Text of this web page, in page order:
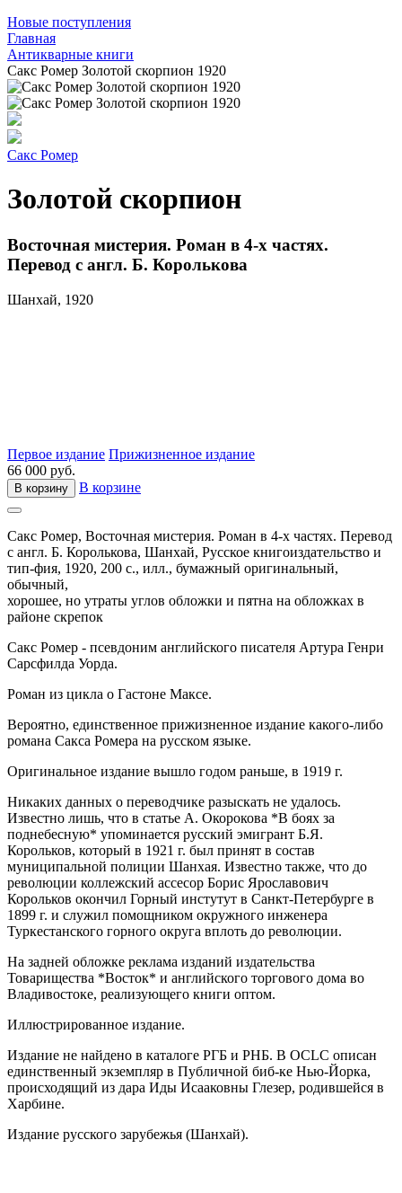
Новые поступления
Главная
Антикварные книги
Сакс Ромер Золотой скорпион 1920
Сакс Ромер
Золотой скорпион
Восточная мистерия. Роман в 4-х частях.
Перевод с англ. Б. Королькова
Шанхай, 1920
Первое издание Прижизненное издание
66 000 руб.
В корзину В корзине
Сакс Ромер, Восточная мистерия. Роман в 4-х частях. Перевод
с англ. Б. Королькова, Шанхай, Русское книгоиздательство и
тип-фия, 1920, 200 с., илл., бумажный оригинальный,
обычный,
хорошее, но утраты углов обложки и пятна на обложках в
районе скрепок
Сакс Ромер - псевдоним английского писателя Артура Генри
Сарсфилда Уорда.
Роман из цикла о Гастоне Максе.
Вероятно, единственное прижизненное издание какого-либо
романа Сакса Ромера на русском языке.
Оригинальное издание вышло годом раньше, в 1919 г.
Никаких данных о переводчике разыскать не удалось.
Известно лишь, что в статье А. Окорокова *В боях за
поднебесную* упоминается русский эмигрант Б.Я.
Корольков, который в 1921 г. был принят в состав
муниципальной полиции Шанхая. Известно также, что до
революции коллежский ассесор Борис Ярославович
Корольков окончил Горный инстутут в Санкт-Петербурге в
1899 г. и служил помощником окружного инженера
Туркестанского горного округа вплоть до революции.
На задней обложке реклама изданий издательства
Товарищества *Восток* и английского торгового дома во
Владивостоке, реализующего книги оптом.
Иллюстрированное издание.
Издание не найдено в каталоге РГБ и РНБ. В OCLC описан
единственный экземпляр в Публичной биб-ке Нью-Йорка,
происходящий из дара Иды Исааковны Глезер, родившейся в
Харбине.
Издание русского зарубежья (Шанхай).